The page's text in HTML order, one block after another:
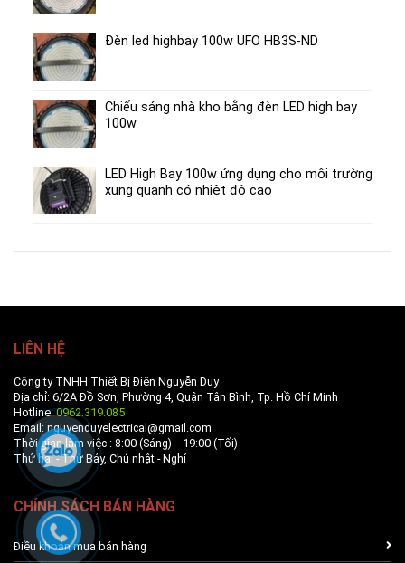
Đèn led highbay 100w UFO HB3S-ND
Chiếu sáng nhà kho bằng đèn LED high bay
100w
LED High Bay 100w ứng dụng cho môi trường
xung quanh có nhiệt độ cao
LIÊN HỆ
Công ty TNHH Thiết Bị Điện Nguyễn Duy
Địa chỉ: 6/2A Đồ Sơn, Phường 4, Quận Tân Bình, Tp. Hồ Chí Minh
Hotline:0962.319.085
Email: nguyenduyelectrical@gmail.com
Thời gian làm việc : 8:00 (Sáng) - 19:00 (Tối)
Thứ hai - Thứ Bảy, Chủ nhật - Nghỉ
CHÍNH SÁCH BÁN HÀNG
Điều khoản mua bán hàng